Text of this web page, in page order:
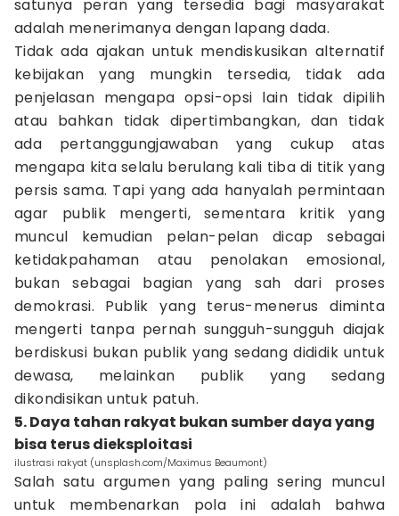
satunya peran yang tersedia bagi masyarakat
adalah menerimanya dengan lapang dada.
Tidak ada ajakan untuk mendiskusikan alternatif
kebijakan yang mungkin tersedia, tidak ada
penjelasan mengapa opsi-opsi lain tidak dipilih
atau bahkan tidak dipertimbangkan, dan tidak
ada pertanggungjawaban yang cukup atas
mengapa kita selalu berulang kali tiba di titik yang
persis sama. Tapi yang ada hanyalah permintaan
agar publik mengerti, sementara kritik yang
muncul kemudian pelan-pelan dicap sebagai
ketidakpahaman atau penolakan emosional,
bukan sebagai bagian yang sah dari proses
demokrasi. Publik yang terus-menerus diminta
mengerti tanpa pernah sungguh-sungguh diajak
berdiskusi bukan publik yang sedang dididik untuk
dewasa, melainkan publik yang sedang
dikondisikan untuk patuh.
5. Daya tahan rakyat bukan sumber daya yang
bisa terus dieksploitasi
ilustrasi rakyat (unsplash.com/Maximus Beaumont)
Salah satu argumen yang paling sering muncul
untuk membenarkan pola ini adalah bahwa